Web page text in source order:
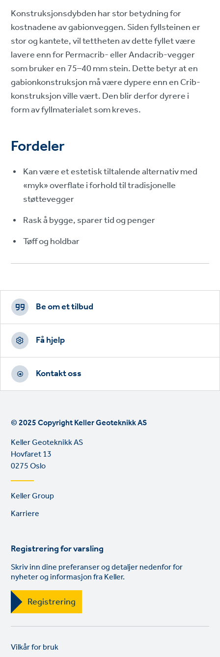
Konstruksjonsdybden har stor betydning for
kostnadene av gabionveggen. Siden fyllsteinen er
stor og kantete, vil tettheten av dette fyllet være
lavere enn for Permacrib- eller Andacrib-vegger
som bruker en 75–40 mm stein. Dette betyr at en
gabionkonstruksjon må være dypere enn en Crib-
konstruksjon ville vært. Den blir derfor dyrere i
form av fyllmaterialet som kreves.
Fordeler
Kan være et estetisk tiltalende alternativ med
«myk» overflate i forhold til tradisjonelle
støttevegger
Rask å bygge, sparer tid og penger
Tøff og holdbar
Footer
CTAs
Be om et tilbud
Få hjelp
Kontakt oss
© 2025 Copyright Keller Geoteknikk AS
Keller Geoteknikk AS
Hovfaret 13
0275 Oslo
Footer
links
Keller Group
Karriere
Registrering for varsling
Skriv inn dine preferanser og detaljer nedenfor for
nyheter og informasjon fra Keller.
Registrering
Legal
Vilkår for bruk